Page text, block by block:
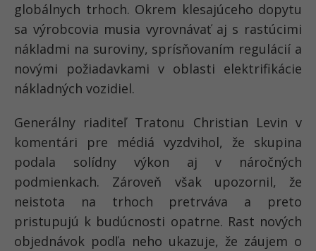
globálnych trhoch. Okrem klesajúceho dopytu
sa výrobcovia musia vyrovnávať aj s rastúcimi
nákladmi na suroviny, sprísňovaním regulácií a
novými požiadavkami v oblasti elektrifikácie
nákladných vozidiel.
Generálny riaditeľ Tratonu Christian Levin v
komentári pre médiá vyzdvihol, že skupina
podala solídny výkon aj v náročných
podmienkach. Zároveň však upozornil, že
neistota na trhoch pretrváva a preto
pristupujú k budúcnosti opatrne. Rast nových
objednávok podľa neho ukazuje, že záujem o